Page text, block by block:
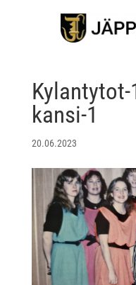
kansi-1
20.06.2023